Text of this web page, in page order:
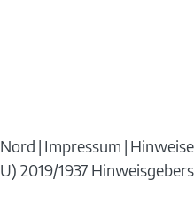
Impressum
2019/1937